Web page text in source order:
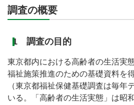
調査の概要
1 調査の目的
東京都内における高齢者の生活実
福祉施策推進のための基礎資料を
（東京都福祉保健基礎調査は毎年
いる。「高齢者の生活実態」は昭